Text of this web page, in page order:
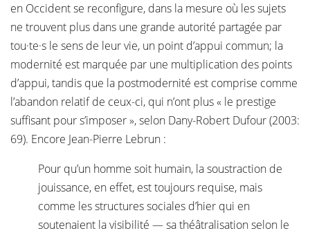
en Occident se reconfigure, dans la mesure où les sujets
ne trouvent plus dans une grande autorité partagée par
tou·te·s le sens de leur vie, un point d’appui commun; la
modernité est marquée par une multiplication des points
d’appui, tandis que la postmodernité est comprise comme
l’abandon relatif de ceux-ci, qui n’ont plus « le prestige
suffisant pour s’imposer », selon Dany-Robert Dufour (2003:
69). Encore Jean-Pierre Lebrun :
Pour qu’un homme soit humain, la soustraction de
jouissance, en effet, est toujours requise, mais
comme les structures sociales d’hier qui en
soutenaient la visibilité — sa théâtralisation selon le